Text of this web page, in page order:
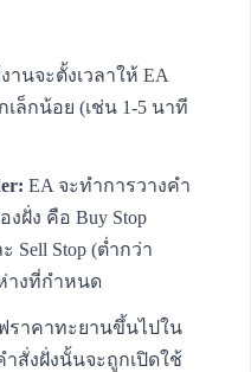
านจะตั้งเวลาให้ EA
ล็กน้อย (เช่น 1-5 นาที
EA จะทำการวางคำ
ฝั่ง คือ Buy Stop
Sell Stop (ต่ำกว่า
างที่กำหนด
ราคาทะยานขึ้นไปใน
สั่งฝั่งนั้นจะถูกเปิดใช้